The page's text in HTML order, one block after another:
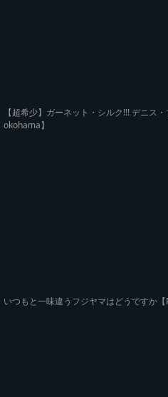
【超希少】ガーネット・シルク!!! デニ
okohama】
いつもと一味違うフジヤマはどうですか